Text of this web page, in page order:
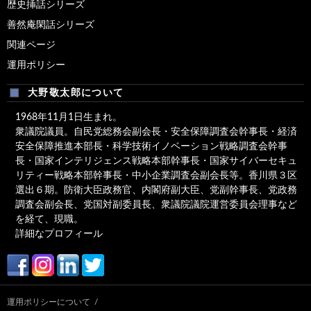
リ
ー
歴史挿話シリーズ
善然庵閑話シリーズ
関連ページ
運用ポリシー
大野敬太郎について
1968年11月1日生まれ。
衆議院議員。自民党総務会副会長・安全保障調査会幹事長・経済
安全保障推進本部長・科学技術イノベーション戦略調査会幹事
長・国家インテリジェンス戦略本部幹事長・国家サイバーセキュ
リティー戦略本部幹事長・中小企業調査会副会長等。香川県３区
選出６期。防衛大臣政務官、内閣府副大臣、党副幹事長、党政務
調査会副会長、党国対副委員長、衆議院議院運営委員会理事など
を経て、現職。
詳細なプロフィール
運用ポリシーについて